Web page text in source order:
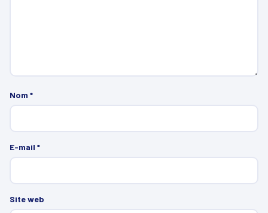
Nom *
E-mail *
Site web